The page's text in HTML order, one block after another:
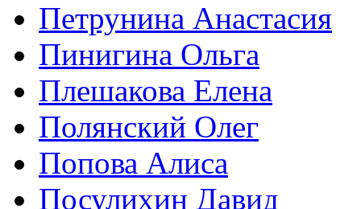
Петрунина Анастасия
Пинигина Ольга
Плешакова Елена
Полянский Олег
Попова Алиса
Посулихин Давид